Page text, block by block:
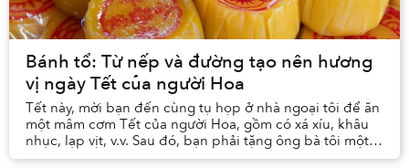
Bánh tổ: Từ nếp và đường tạo nên hương
vị ngày Tết của người Hoa
Tết này, mời bạn đến cùng tụ họp ở nhà ngoại tôi để ăn
một mâm cơm Tết của người Hoa, gồm có xá xíu, khâu
nhục, lạp vịt, v.v. Sau đó, bạn phải tặng ông bà tôi một
câu chúc thật ấn tượng để được ông bà...